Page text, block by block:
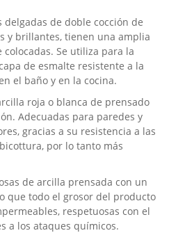
delgadas de doble cocción de
y brillantes, tienen una amplia
Se utiliza para la
de esmalte resistente a la
el baño y en la cocina.
roja o blanca de prensado
Adecuadas para paredes y
gracias a su resistencia a las
por lo tanto más
de arcilla prensada con un
que todo el grosor del producto
respetuosas con el
a los ataques químicos.